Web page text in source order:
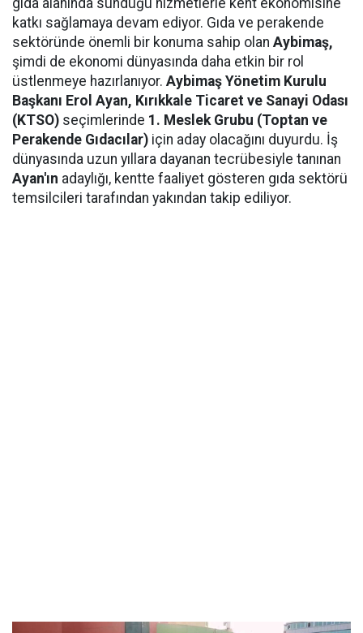
gıda alanında sunduğu hizmetlerle kent ekonomisine
katkı sağlamaya devam ediyor. Gıda ve perakende
sektöründe önemli bir konuma sahip olan Aybimaş,
şimdi de ekonomi dünyasında daha etkin bir rol
üstlenmeye hazırlanıyor. Aybimaş Yönetim Kurulu
Başkanı Erol Ayan, Kırıkkale Ticaret ve Sanayi Odası
(KTSO) seçimlerinde 1. Meslek Grubu (Toptan ve
Perakende Gıdacılar) için aday olacağını duyurdu. İş
dünyasında uzun yıllara dayanan tecrübesiyle tanınan
Ayan'ın adaylığı, kentte faaliyet gösteren gıda sektörü
temsilcileri tarafından yakından takip ediliyor.